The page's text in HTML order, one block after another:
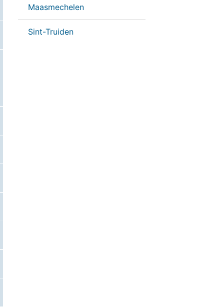
Maasmechelen
Sint-Truiden